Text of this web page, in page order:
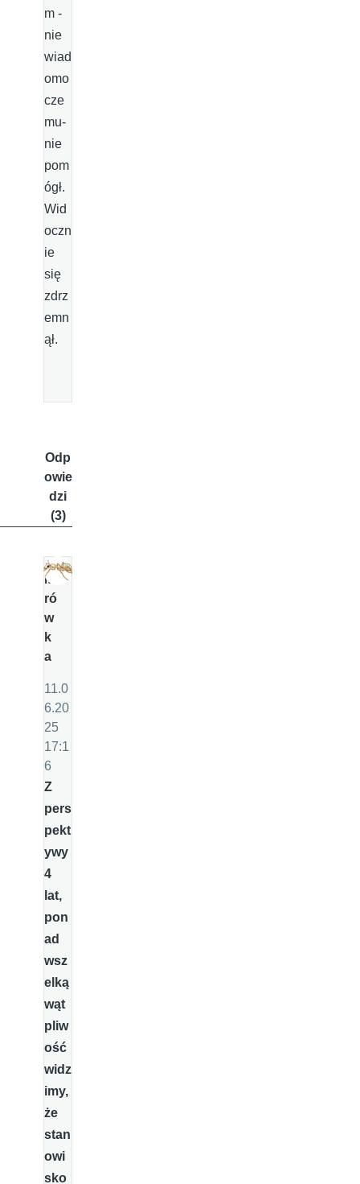
m -
nie
wiad
omo
cze
mu-
nie
pom
ógł.
Wid
oczn
ie
się
zdrz
emn
ął.
Odp
owie
dzi
(3)
M
ró
w
k
a
11.0
6.20
25
17:1
6
Z
pers
pekt
ywy
4
lat,
pon
ad
wsz
elką
wąt
pliw
ość
widz
imy,
że
stan
owi
sko